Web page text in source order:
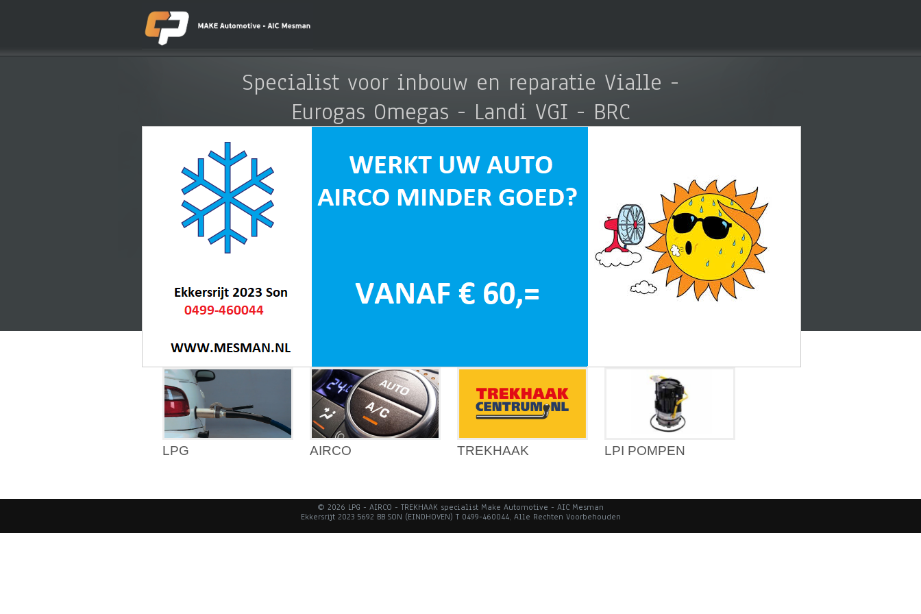
Specialist voor inbouw en reparatie Vialle -
Eurogas Omegas - Landi VGI - BRC
LPG AIRCO TREKHAAK LPI POMPEN
© 2026 LPG - AIRCO - TREKHAAK specialist Make Automotive - AIC Mesman
Ekkersrijt 2023 5692 BB SON (EINDHOVEN) T 0499-460044, Alle Rechten Voorbehouden